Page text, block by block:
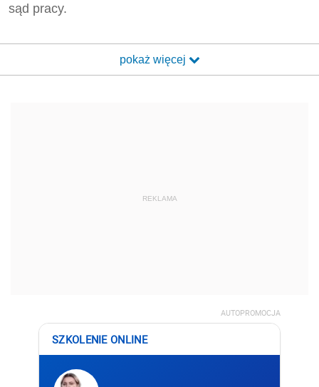
sąd pracy.
pokaż więcej
REKLAMA
AUTOPROMOCJA
SZKOLENIE ONLINE